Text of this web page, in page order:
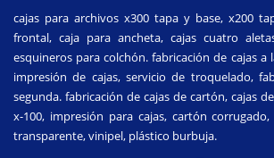
cajas para archivos x300 tapa y base, x200
frontal, caja para ancheta, cajas cuatro
esquineros para colchón. fabricación de cajas a
impresión de cajas, servicio de troquelado,
segunda. fabricación de cajas de cartón, cajas
x-100, impresión para cajas, cartón
transparente, vinipel, plástico burbuja.